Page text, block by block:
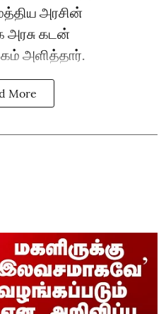
அரசின்
அரசு கடன்
அளித்தார்.
More